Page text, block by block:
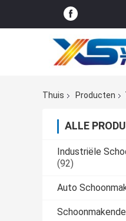
Thuis
Producten
ALLE
Industriële
(92)
Auto